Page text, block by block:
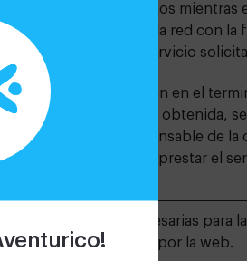
Recaban datos mientras
navega por la red con la
prestar el servicio
Se almacenan en el
información obtenida,
por el responsable de la
finalidad de prestar el
Son las necesarias para
navegación por la web.